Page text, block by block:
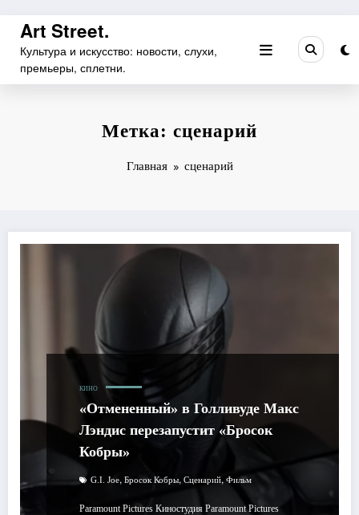
Перейти
содержимому
Art Street.
Культура и искусство: новости, слухи,
премьеры, сплетни.
Метка: сценарий
Главная сценарий
КИНО
«Отмененный» в Голливуде Макс
Лэндис перезапустит «Бросок
Кобры»
G.I. Joe, Бросок Кобры, Сценарий, Фильм
Paramount Pictures Киностудия Paramount Pictures